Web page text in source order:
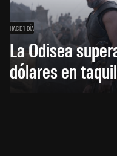
HACE 1 DÍA
La Odisea
dólares en